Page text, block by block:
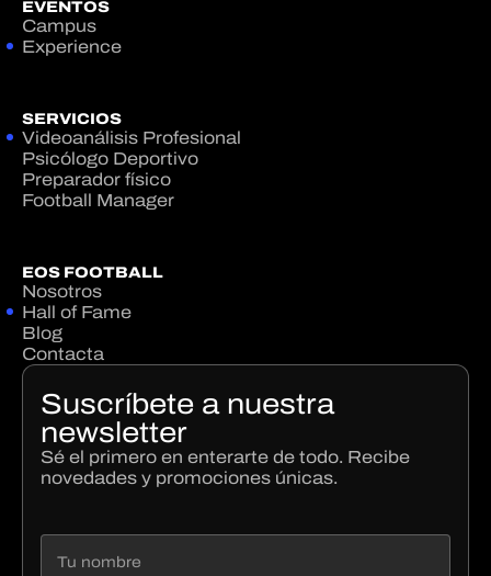
EVENTOS
Campus
Experience
SERVICIOS
Videoanálisis Profesional
Psicólogo Deportivo
Preparador físico
Football Manager
EOS FOOTBALL
Nosotros
Hall of Fame
Blog
Contacta
Suscríbete a nuestra
newsletter
Sé el primero en enterarte de todo. Recibe
novedades y promociones únicas.